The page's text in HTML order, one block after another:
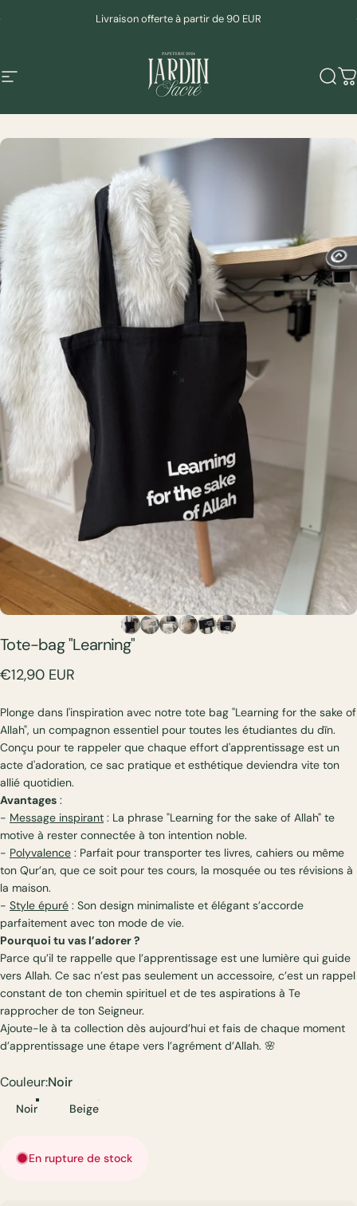
Livraison offerte à partir de 90 EUR
Navigation Mudeen
Tote-bag"Learning"
€12,90 EUR
Plonge dans l'inspiration avec notre tote bag "Learning for the sake of
Allah", un compagnon essentiel pour toutes les étudiantes du dīn.
Conçu pour te rappeler que chaque effort d'apprentissage est un
acte d'adoration, ce sac pratique et esthétique deviendra vite ton
allié quotidien.
Avantages :
- Message inspirant : La phrase "Learning for the sake of Allah" te
motive à rester connectée à ton intention noble.
- Polyvalence : Parfait pour transporter tes livres, cahiers ou même
ton Qur’an, que ce soit pour tes cours, la mosquée ou tes révisions à
la maison.
- Style épuré : Son design minimaliste et élégant s’accorde
parfaitement avec ton mode de vie.
Pourquoi tu vas l’adorer ?
Parce qu’il te rappelle que l’apprentissage est une lumière qui guide
vers Allah. Ce sac n’est pas seulement un accessoire, c’est un rappel
constant de ton chemin spirituel et de tes aspirations à Te
rapprocher de ton Seigneur.
Ajoute-le à ta collection dès aujourd’hui et fais de chaque moment
d’apprentissage une étape vers l’agrément d’Allah. 🌸
Couleur
Couleur:Noir
Noir Beige
En rupture de stock